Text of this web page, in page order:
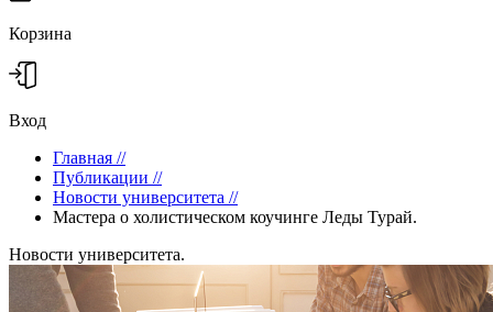
Корзина
Вход
Главная //
Публикации //
Новости университета //
Мастера о холистическом коучинге Леды Турай.
Новости университета.